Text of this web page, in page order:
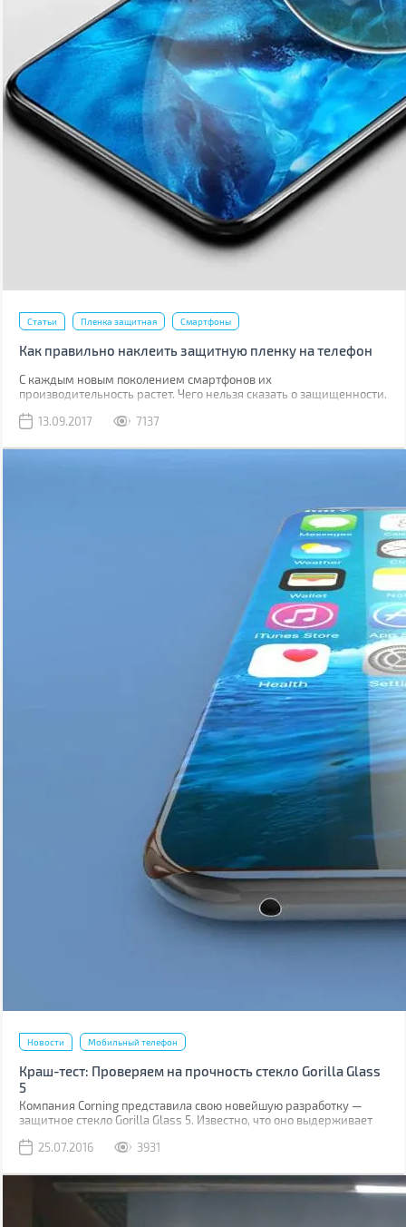
Статьи Пленка защитная Смартфоны
Как правильно наклеить защитную пленку на телефон
С каждым новым поколением смартфонов их
производительность растет. Чего нельзя сказать о защищенности.
водонепроницаемость, но все также уязвимы к механическим
13.09.2017 7137
Новости Мобильный телефон
Краш-тест: Проверяем на прочность стекло Gorilla Glass
5
Компания Corning представила свою новейшую разработку —
защитное стекло Gorilla Glass 5. Известно, что оно выдерживает
Как правило, большинство из них происходит при фотосессиях
25.07.2016 3931